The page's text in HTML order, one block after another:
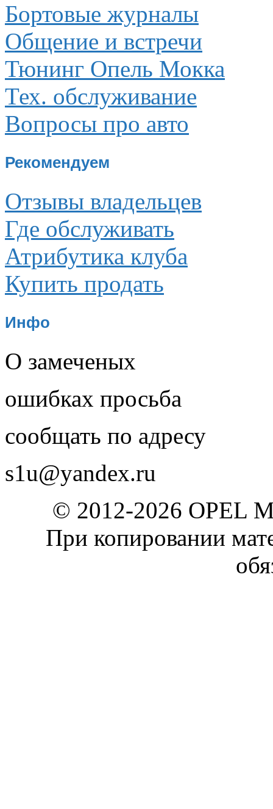
Бортовые журналы
Общение и встречи
Тюнинг Опель Мокка
Тех. обслуживание
Вопросы про авто
Рекомендуем
Отзывы владельцев
Где обслуживать
Атрибутика клуба
Купить продать
Инфо
О замеченых
ошибках просьба
сообщать по адресу
s1u@yandex.ru
© 2012-2026 OPEL
При копировании